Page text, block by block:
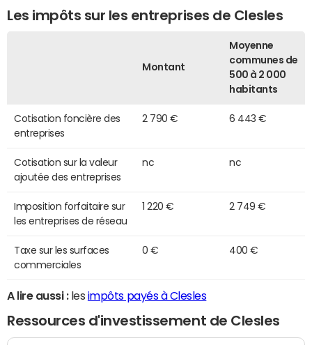
Les impôts sur les entreprises de Clesles
Montant
Moyenne
communes de
500 à 2 000
habitants
Cotisation foncière des
entreprises
2 790 € 6 443 €
Cotisation sur la valeur
ajoutée des entreprises
nc nc
Imposition forfaitaire sur
les entreprises de réseau
1 220 € 2 749 €
Taxe sur les surfaces
commerciales
0 € 400 €
A lire aussi :les impôts payés à Clesles
Ressources d'investissement de Clesles